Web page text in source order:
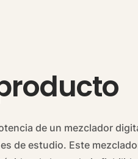
de un mezclador
de estudio. Este